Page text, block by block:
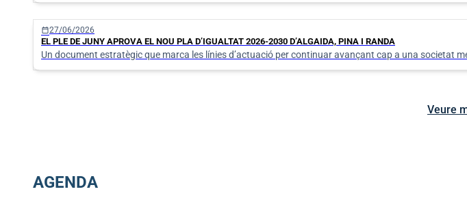
calendar_today27/06/2026
EL PLE DE JUNY APROVA EL NOU PLA D’IGUALTAT 2026-2030 D’ALGAIDA, PINA I RANDA
Un document estratègic que marca les línies d’actuació per continuar avançant cap a una societat
Veure
AGENDA